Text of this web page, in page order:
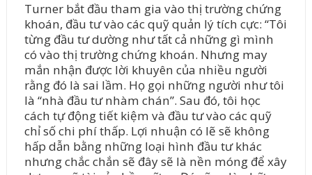
Turner bắt đầu tham gia vào thị trường chứng
khoán, đầu tư vào các quỹ quản lý tích cực: “Tôi
từng đầu tư dường như tất cả những gì mình
có vào thị trường chứng khoán. Nhưng may
mắn nhận được lời khuyên của nhiều người
rằng đó là sai lầm. Họ gọi những người như tôi
là “nhà đầu tư nhàm chán”. Sau đó, tôi học
cách tự động tiết kiệm và đầu tư vào các quỹ
chỉ số chi phí thấp. Lợi nhuận có lẽ sẽ không
hấp dẫn bằng những loại hình đầu tư khác
nhưng chắc chắn sẽ đây sẽ là nền móng để xây